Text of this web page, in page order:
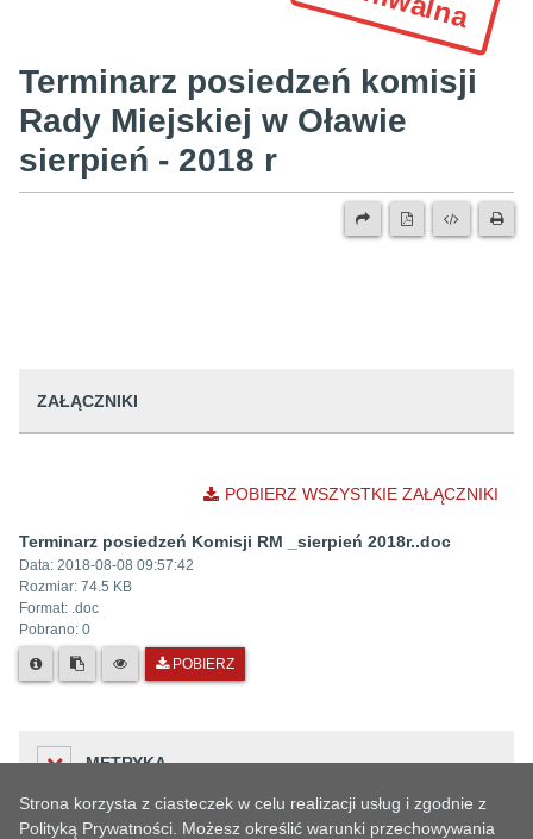
Terminarz posiedzeń komisji
Rady Miejskiej w Oławie
sierpień - 2018 r
ZAŁĄCZNIKI
POBIERZ WSZYSTKIE ZAŁĄCZNIKI
Terminarz posiedzeń Komisji RM _sierpień 2018r..doc
Data: 2018-08-08 09:57:42
Rozmiar: 74.5 KB
Format: .doc
Pobrano: 0
POBIERZ
METRYKA
Strona korzysta z ciasteczek w celu realizacji usług i zgodnie z
Polityką Prywatności. Możesz określić warunki przechowywania